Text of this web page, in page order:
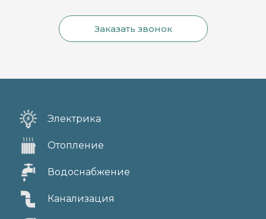
Заказать звонок
Электрика
Отопление
Водоснабжение
Канализация